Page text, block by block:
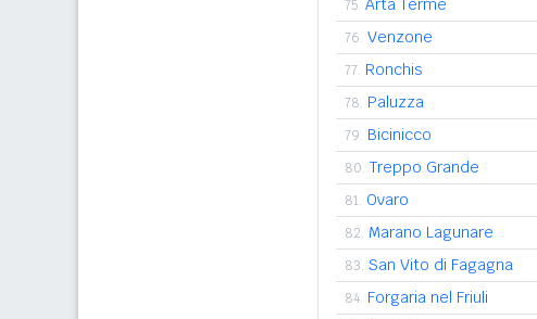
75. Arta Terme
76. Venzone
77. Ronchis
78. Paluzza
79. Bicinicco
80. Treppo Grande
81. Ovaro
82. Marano Lagunare
83. San Vito di Fagagna
84. Forgaria nel Friuli